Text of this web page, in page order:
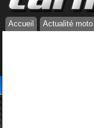
Accueil Actualité moto